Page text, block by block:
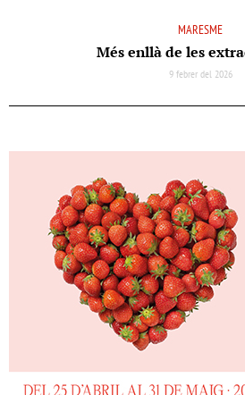
MARESME
Més enllà de les
9 febrer del 2026